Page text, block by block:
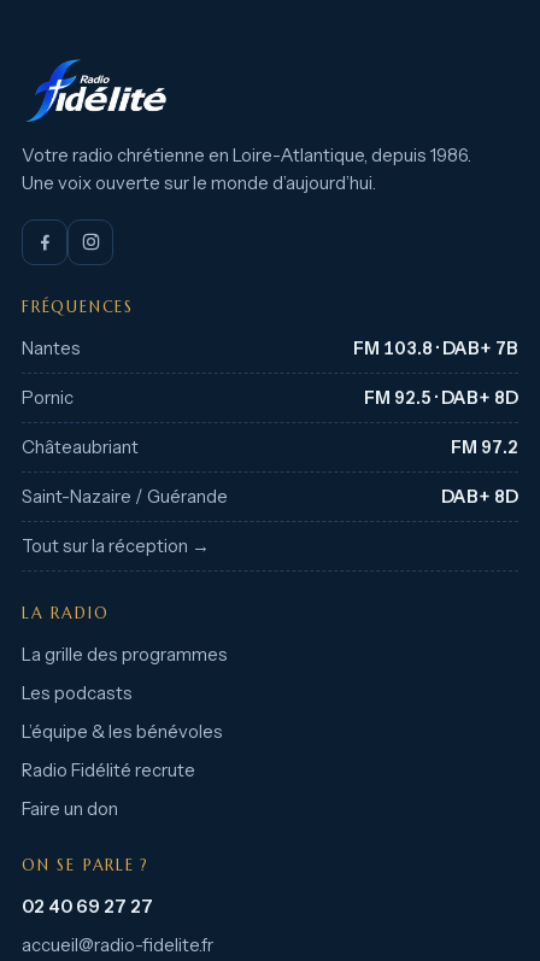
Votre radio chrétienne en Loire-Atlantique, depuis 1986.
Une voix ouverte sur le monde d’aujourd’hui.
FRÉQUENCES
Nantes FM 103.8 · DAB+ 7B
Pornic FM 92.5 · DAB+ 8D
Châteaubriant FM 97.2
Saint-Nazaire / Guérande DAB+ 8D
Tout sur la réception →
LA RADIO
La grille des programmes
Les podcasts
L’équipe & les bénévoles
Radio Fidélité recrute
Faire un don
ON SE PARLE ?
02 40 69 27 27
accueil@radio-fidelite.fr